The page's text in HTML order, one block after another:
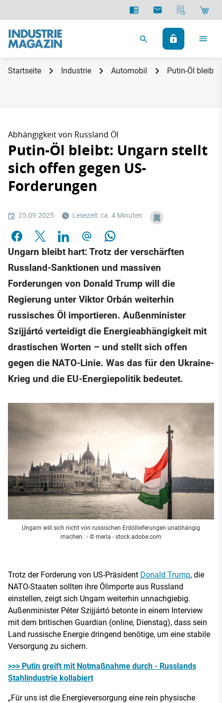
Startseite Industrie Automobil Putin-Öl bleibt:
Abhängigkeit von Russland Öl
Putin-Öl bleibt: Ungarn stellt
sich offen gegen US-
Forderungen
25.09.2025 Lesezeit: ca. 4 Minuten
Ungarn bleibt hart: Trotz der verschärften
Russland-Sanktionen und massiven
Forderungen von Donald Trump will die
Regierung unter Viktor Orbán weiterhin
russisches Öl importieren. Außenminister
Szijjártó verteidigt die Energieabhängigkeit mit
drastischen Worten – und stellt sich offen
gegen die NATO-Linie. Was das für den Ukraine-
Krieg und die EU-Energiepolitik bedeutet.
Ungarn will sich nicht von russischen Erdöllieferungen unabhängig
machen. - © merla - stock.adobe.com
Trotz der Forderung von US-Präsident Donald Trump, die
NATO-Staaten sollten ihre Ölimporte aus Russland
einstellen, zeigt sich Ungarn weiterhin unnachgiebig.
Außenminister Péter Szijjártó betonte in einem Interview
mit dem britischen Guardian (online, Dienstag), dass sein
Land russische Energie dringend benötige, um eine stabile
Versorgung zu sichern.
>>> Putin greift mit Notmaßnahme durch - Russlands
Stahlindustrie kollabiert
„Für uns ist die Energieversorgung eine rein physische